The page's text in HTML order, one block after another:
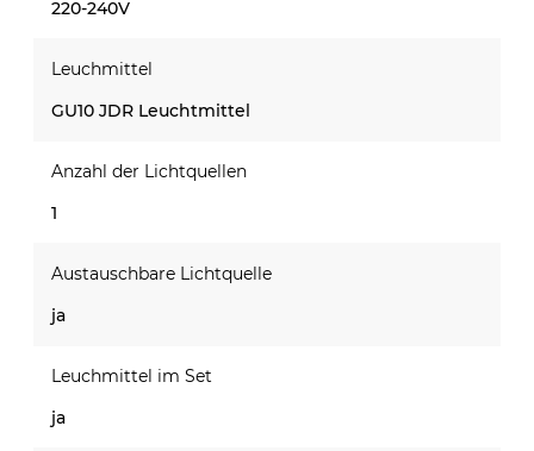
220-240V
Leuchmittel
GU10 JDR Leuchtmittel
Anzahl der Lichtquellen
1
Austauschbare Lichtquelle
ja
Leuchmittel im Set
ja